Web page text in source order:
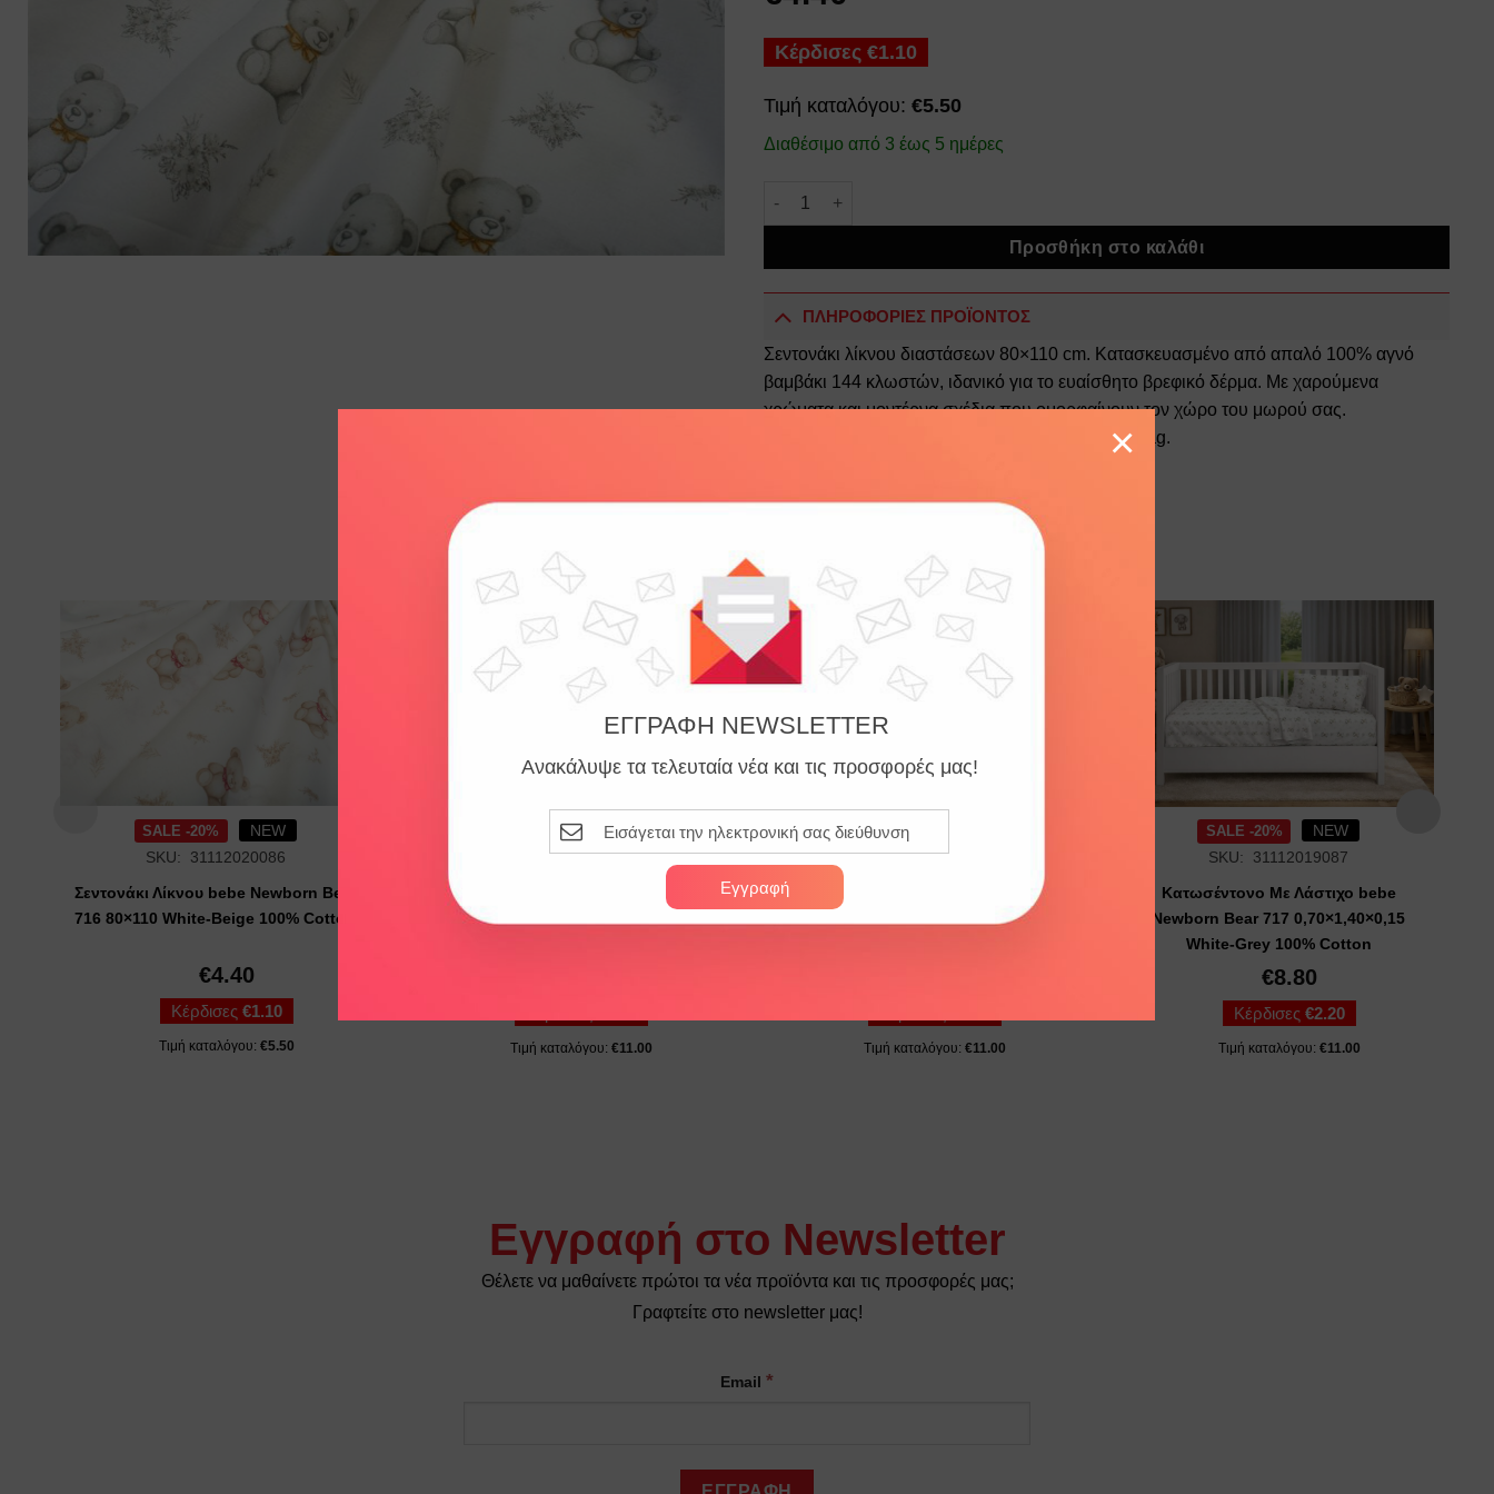
Κέρδισες €1.10
Τιμή καταλόγου: €5.50
Διαθέσιμο από 3 έως 5 ημέρες
Σεντονάκι Λίκνου bebe Newborn Bear 717 80x110 White-Grey 100% Cotton ποσότητα
Προσθήκη στο καλάθι
ΠΛΗΡΟΦΟΡΙΕΣ ΠΡΟΪΟΝΤΟΣ
Σεντονάκι λίκνου διαστάσεων 80×110 cm. Κατασκευασμένο από απαλό 100% αγνό
βαμβάκι 144 κλωστών, ιδανικό για το ευαίσθητο βρεφικό δέρμα. Με χαρούμενα
χρώματα και μοντέρνα σχέδια που ομορφαίνουν τον χώρο του μωρού σας.
Κατασκευάζεται στην Ελλάδα. Συσκευασία Polybag.
Σχετικά προϊόντα
SALE -20%
NEW
SKU: 31112020086
Σεντονάκι Λίκνου bebe Newborn Bear
716 80×110 White-Beige 100% Cotton
€4.40
Κέρδισες €1.10
Τιμή καταλόγου: €5.50
wishlist
SALE -20%
NEW
SKU: 31112019086
Κατωσέντονο Με Λάστιχο bebe
Newborn Bear 716 0,70×1,40×0,15
Τιμή καταλόγου: €11.00
SALE -20%
SKU: 31112019078
Κατωσέντονο Με Λάστιχο bebe
Giraffe 599 0,70X1,40X0,15 White-
Τιμή καταλόγου:€11.00
wishlist
SALE -20%
NEW
SKU: 31112019087
Κατωσέντονο Με Λάστιχο bebe
Newborn Bear 717 0,70×1,40×0,15
White-Grey 100% Cotton
€8.80
Κέρδισες€2.20
Τιμή καταλόγου:€11.00
Εγγραφή στο Newsletter
Θέλετε να μαθαίνετε πρώτοι τα νέα προϊόντα και τις προσφορές μας;
Γραφτείτε στο newsletter μας!
Email *
ΕΓΓΡΑΦΗ NEWSLETTER
Ανακάλυψε τα τελευταία νέα και τις προσφορές μας!
Εγγραφή
×